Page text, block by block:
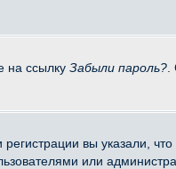
на ссылку Забыли пароль?
вы указали,
или